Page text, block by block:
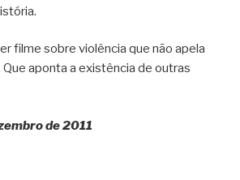
filme sobre violência que não apela
Que aponta a existência de outras
de 2011